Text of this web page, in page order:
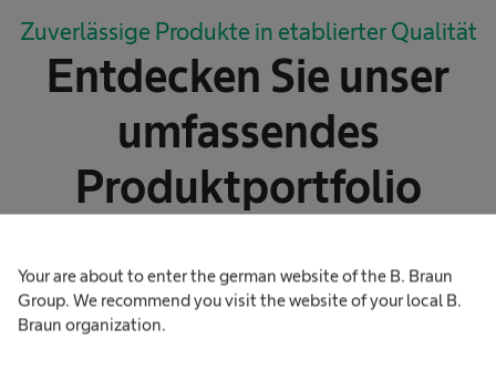
Your are about to enter the german website of the B. Braun
Group. We recommend you visit the website of your local B.
Braun organization.
Zuverlässige Produkte in etablierter Qualität
Entdecken Sie unser
umfassendes
Produktportfolio
Hüftendoprothetik